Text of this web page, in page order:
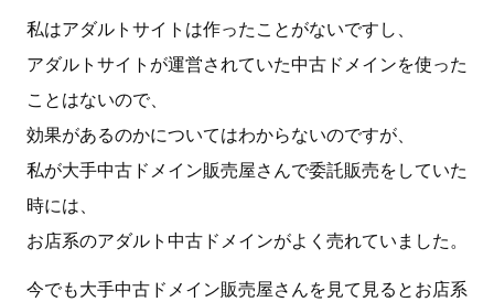
私はアダルトサイトは作ったことがないですし、
アダルトサイトが運営されていた中古ドメインを使った
ことはないので、
効果があるのかについてはわからないのですが、
私が大手中古ドメイン販売屋さんで委託販売をしていた
時には、
お店系のアダルト中古ドメインがよく売れていました。
今でも大手中古ドメイン販売屋さんを見て見るとお店系